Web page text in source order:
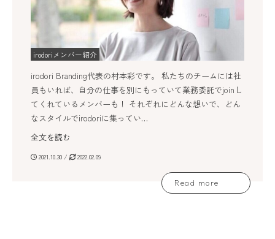
irodoriメンバー紹介
irodori Branding代表の村本彩です。 私たちのチームには社
員もいれば、自分の仕事を別にもっていて業務委託でjoinし
てくれているメンバーも！ それぞれにどんな想いで、どん
なスタイルでirodoriに集ってい…
全文を読む
2021.10.30 / 2022.02.09
Read more